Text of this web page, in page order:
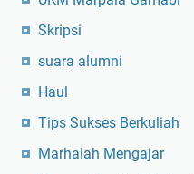
Skripsi
suara alumni
Haul
Tips Sukses Berkuliah
Marhalah Mengajar